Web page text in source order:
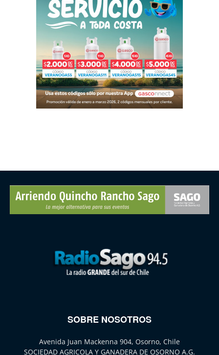
SOBRE NOSOTROS
Avenida Juan Mackenna 904, Osorno, Chile
SOCIEDAD AGRICOLA Y GANADERA DE OSORNO A.G.